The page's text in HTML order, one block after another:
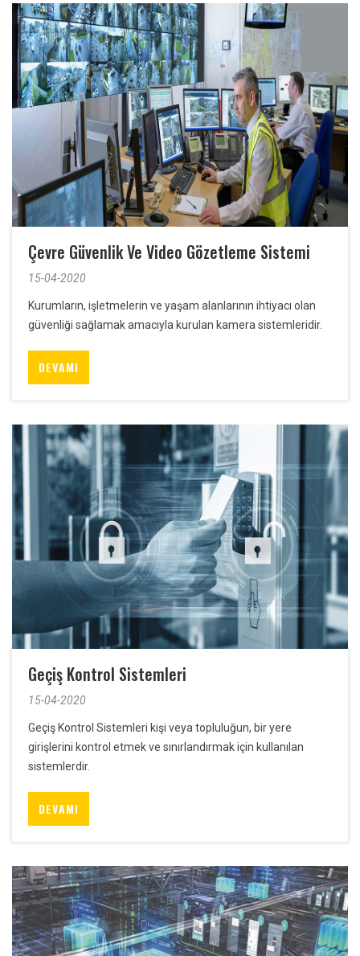
Çevre Güvenlik Ve Video Gözetleme Sistemi
15-04-2020
Kurumların, işletmelerin ve yaşam alanlarının ihtiyacı olan
güvenliği sağlamak amacıyla kurulan kamera sistemleridir.
DEVAMI
Geçiş Kontrol Sistemleri
15-04-2020
Geçiş Kontrol Sistemleri kişi veya topluluğun, bir yere
girişlerini kontrol etmek ve sınırlandırmak için kullanılan
sistemlerdir.
DEVAMI